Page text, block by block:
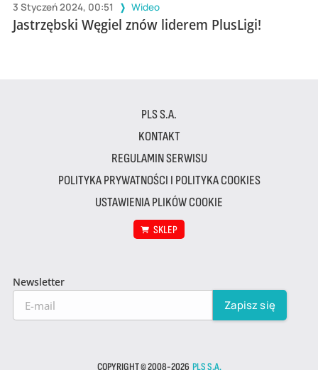
3 Styczeń 2024, 00:51 Wideo
Jastrzębski Węgiel znów liderem PlusLigi!
PLS S.A.
KONTAKT
REGULAMIN SERWISU
POLITYKA PRYWATNOŚCI I POLITYKA COOKIES
USTAWIENIA PLIKÓW COOKIE
SKLEP
Newsletter
COPYRIGHT © 2008-2026 PLS S.A.